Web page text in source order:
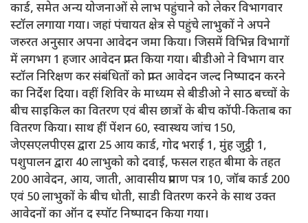
कार्ड, समेत अन्य योजनाओं से लाभ पहुंचाने को लेकर विभागवार
स्टॉल लगाया गया। जहां पंचायत क्षेत्र से पहुंचे लाभुकों ने अपने
जरुरत अनुसार अपना आवेदन जमा किया। जिसमें विभिन्न विभागों
में लगभग 1 हजार आवेदन प्राप्त किया गया। बीडीओ ने विभाग वार
स्टॉल निरिक्षण कर संबंधितों को प्राप्त आवेदन जल्द निष्पादन करने
का निर्देश दिया। वहीं शिविर के माध्यम से बीडीओ ने साठ बच्चों के
बीच साइकिल का वितरण एवं बीस छात्रों के बीच कॉपी-किताब का
वितरण किया। साथ हीं पेंशन 60, स्वास्थय जांच 150,
जेएसएलपीएस द्वारा 25 आय कार्ड, गोद भराई 1, मुंह जुट्ठी 1,
पशुपालन द्वारा 40 लाभुको को दवाई, फसल राहत बीमा के तहत
200 आवेदन, आय, जाती, आवासीय प्रमाण पत्र 10, जॉब कार्ड 200
एवं 50 लाभुकों के बीच धोती, साडी वितरण करने के साथ उक्त
आवेदनों का ऑन द स्पॉट निष्पादन किया गया।